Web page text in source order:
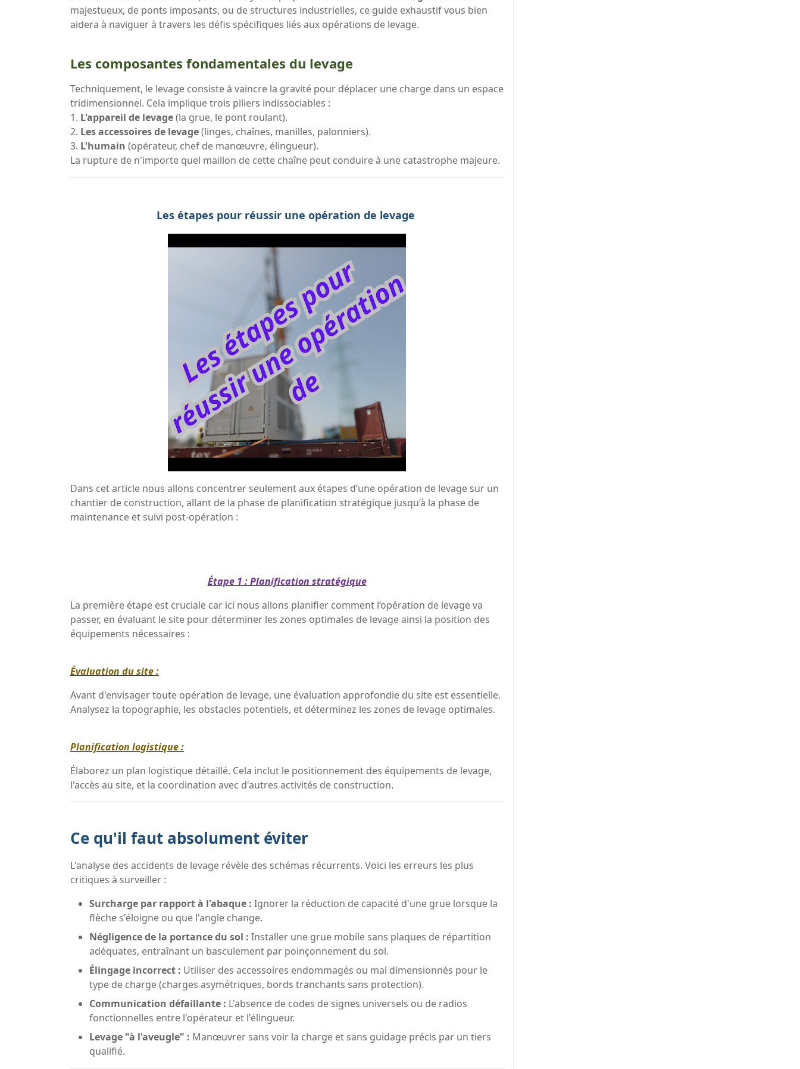
majestueux, de ponts imposants, ou de structures industrielles, ce guide exhaustif vous bien
aidera à naviguer à travers les défis spécifiques liés aux opérations de levage.
Les composantes fondamentales du levage
Techniquement, le levage consiste à vaincre la gravité pour déplacer une charge dans un espace
tridimensionnel. Cela implique trois piliers indissociables :
1. L'appareil de levage(la grue, le pont roulant).
2. Les accessoires de levage(linges, chaînes, manilles, palonniers).
3. L'humain (opérateur, chef de manœuvre, élingueur).
La rupture de n'importe quel maillon de cette chaîne peut conduire à une catastrophe majeure.
Les étapes pour réussir une opération de levage
Dans cet article nous allons concentrer seulement aux étapes d’une opération de levage sur un
chantier de construction, allant de la phase de planification stratégique jusqu’à la phase de
maintenance et suivi post-opération :
Étape 1 : Planification stratégique
La première étape est cruciale car ici nous allons planifier comment l’opération de levage va
passer, en évaluant le site pour déterminer les zones optimales de levage ainsi la position des
équipements nécessaires :
Évaluation du site :
Avant d'envisager toute opération de levage, une évaluation approfondie du site est essentielle.
Analysez la topographie, les obstacles potentiels, et déterminez les zones de levage optimales.
Planification logistique :
Élaborez un plan logistique détaillé. Cela inclut le positionnement des équipements de levage,
l'accès au site, et la coordination avec d'autres activités de construction.
Ce qu'il faut absolument éviter
L'analyse des accidents de levage révèle des schémas récurrents. Voici les erreurs les plus
critiques à surveiller :
Surcharge par rapport à l'abaque : Ignorer la réduction de capacité d'une grue lorsque la
flèche s'éloigne ou que l'angle change.
Négligence de la portance du sol : Installer une grue mobile sans plaques de répartition
adéquates, entraînant un basculement par poinçonnement du sol.
Élingage incorrect : Utiliser des accessoires endommagés ou mal dimensionnés pour le
type de charge (charges asymétriques, bords tranchants sans protection).
Communication défaillante : L'absence de codes de signes universels ou de radios
fonctionnelles entre l'opérateur et l'élingueur.
Levage "à l'aveugle" : Manœuvrer sans voir la charge et sans guidage précis par un tiers
qualifié.